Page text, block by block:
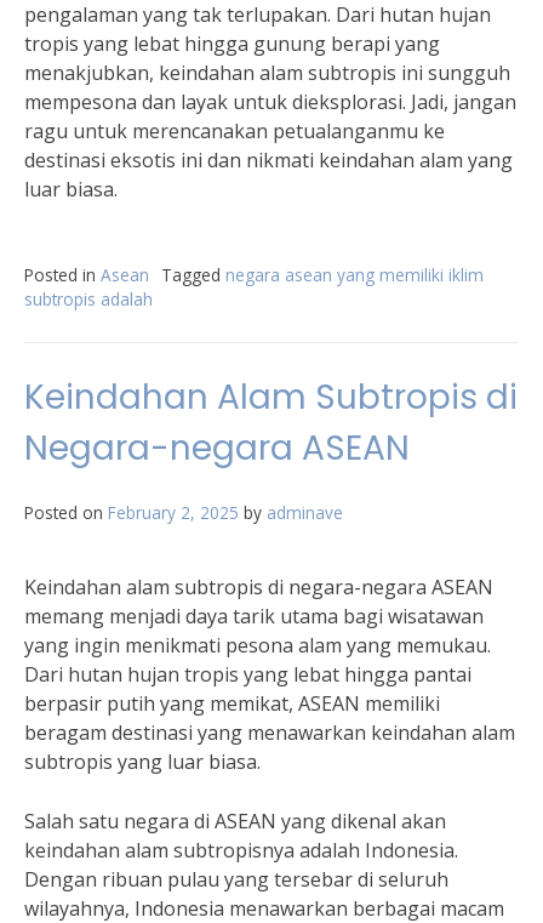
pengalaman yang tak terlupakan. Dari hutan hujan
tropis yang lebat hingga gunung berapi yang
menakjubkan, keindahan alam subtropis ini sungguh
mempesona dan layak untuk dieksplorasi. Jadi, jangan
ragu untuk merencanakan petualanganmu ke
destinasi eksotis ini dan nikmati keindahan alam yang
luar biasa.
Posted in Asean Tagged negara asean yang memiliki iklim
subtropis adalah
Keindahan Alam Subtropis di
Negara-negara ASEAN
Posted on February 2, 2025 by adminave
Keindahan alam subtropis di negara-negara ASEAN
memang menjadi daya tarik utama bagi wisatawan
yang ingin menikmati pesona alam yang memukau.
Dari hutan hujan tropis yang lebat hingga pantai
berpasir putih yang memikat, ASEAN memiliki
beragam destinasi yang menawarkan keindahan alam
subtropis yang luar biasa.
Salah satu negara di ASEAN yang dikenal akan
keindahan alam subtropisnya adalah Indonesia.
Dengan ribuan pulau yang tersebar di seluruh
wilayahnya, Indonesia menawarkan berbagai macam